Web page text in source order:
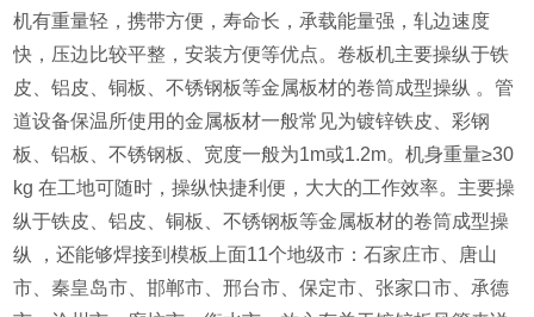
机有重量轻，携带方便，寿命长，承载能量强，轧边速度
快，压边比较平整，安装方便等优点。卷板机主要操纵于铁
皮、铝皮、铜板、不锈钢板等金属板材的卷筒成型操纵 。管
道设备保温所使用的金属板材一般常见为镀锌铁皮、彩钢
板、铝板、不锈钢板、宽度一般为1m或1.2m。机身重量≥30
kg 在工地可随时，操纵快捷利便，大大的工作效率。主要操
纵于铁皮、铝皮、铜板、不锈钢板等金属板材的卷筒成型操
纵 ，还能够焊接到模板上面11个地级市：石家庄市、唐山
市、秦皇岛市、邯郸市、邢台市、保定市、张家口市、承德